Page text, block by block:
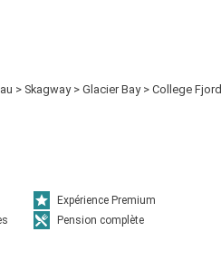
> Skagway > Glacier Bay > College Fjord
Expérience Premium
Pension complète